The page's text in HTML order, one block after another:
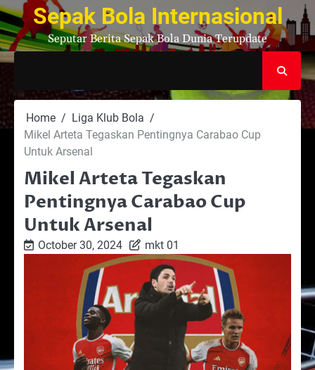
Skip
to
content
Sepak Bola Internasional
Seputar Berita Sepak Bola Dunia Terupdate
Home
Liga Klub Bola
Mikel Arteta Tegaskan Pentingnya Carabao Cup
Untuk Arsenal
Mikel Arteta Tegaskan
Pentingnya Carabao Cup
Untuk Arsenal
October 30, 2024 mkt 01